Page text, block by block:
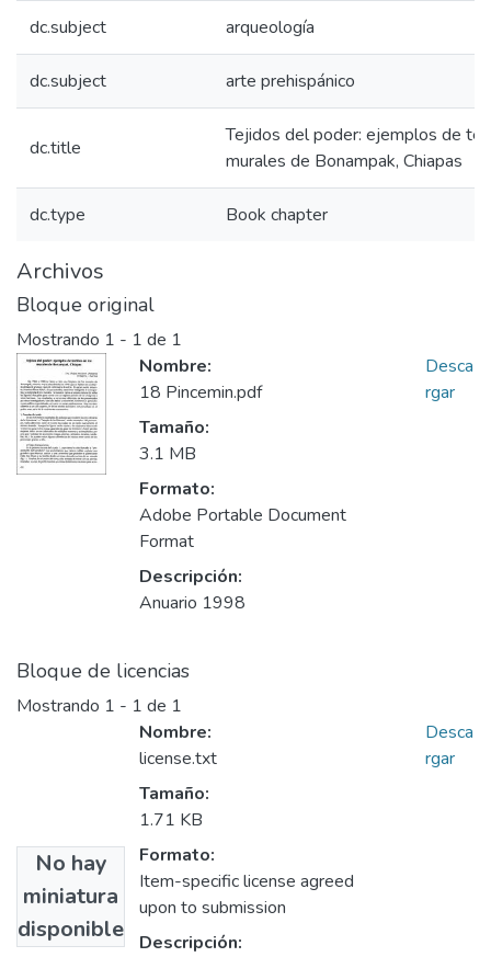
dc.subject arqueología
dc.subject arte prehispánico
dc.title
Tejidos del poder: ejemplos de
murales de Bonampak, Chiapas
dc.type Book chapter
Archivos
Bloque original
Mostrando 1 - 1 de 1
Nombre:
18 Pincemin.pdf
Tamaño:
3.1 MB
Formato:
Adobe Portable Document
Format
Descripción:
Anuario 1998
Desca
rgar
Bloque de licencias
Mostrando 1 - 1 de 1
No hay
miniatura
disponible
Nombre:
license.txt
Tamaño:
1.71 KB
Formato:
Item-specific license agreed
upon to submission
Descripción:
Desca
rgar